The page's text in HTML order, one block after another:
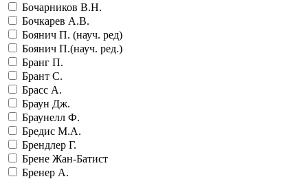
Бочарников В.Н.
Бочкарев А.В.
Боянич П. (науч. ред)
Боянич П.(науч. ред.)
Бранг П.
Брант С.
Брасс А.
Браун Дж.
Браунелл Ф.
Бредис М.А.
Брендлер Г.
Брене Жан-Батист
Бренер А.